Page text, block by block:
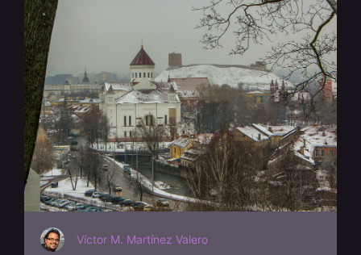
Víctor M. Martínez Valero